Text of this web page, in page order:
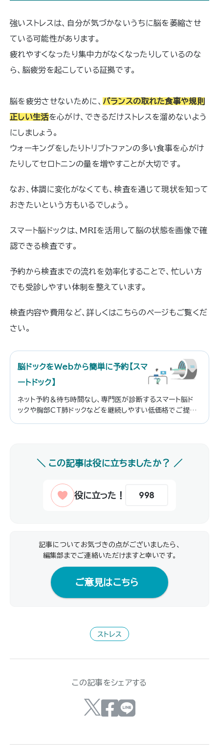
強いストレスは、自分が気づかないうちに脳を萎縮させ
ている可能性があります。
疲れやすくなったり集中力がなくなったりしているのな
ら、脳疲労を起こしている証拠です。
脳を疲労させないために、 バランスの取れた食事や規則
正しい生活を心がけ、できるだけストレスを溜めないよう
にしましょう。
ウォーキングをしたりトリプトファンの多い食事を心がけ
たりしてセロトニンの量を増やすことが大切です。
なお、体調に変化がなくても、検査を通じて現状を知って
おきたいという方もいるでしょう。
スマート脳ドックは、MRIを活用して脳の状態を画像で確
認できる検査です。
予約から検査までの流れを効率化することで、忙しい方
でも受診しやすい体制を整えています。
検査内容や費用など、詳しくはこちらのページもご覧くだ
さい。
脳ドックをWebから簡単に予約【スマ
ートドック】
ネット予約＆待ち時間なし、専門医が診断するスマート脳ド
ックや胸部CT肺ドックなどを継続しやすい低価格でご提
998
記事についてお気づきの点がございましたら、
編集部までご連絡いただけますと幸いです｡
ご意見はこちら
ストレス
この記事をシェアする